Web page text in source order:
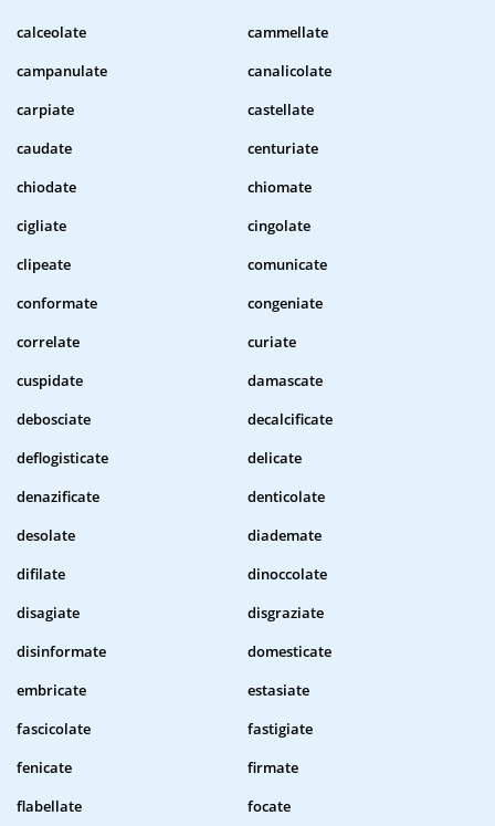
calceolate
cammellate
campanulate
canalicolate
carpiate
castellate
caudate
centuriate
chiodate
chiomate
cigliate
cingolate
clipeate
comunicate
conformate
congeniate
correlate
curiate
cuspidate
damascate
debosciate
decalcificate
deflogisticate
delicate
denazificate
denticolate
desolate
diademate
difilate
dinoccolate
disagiate
disgraziate
disinformate
domesticate
embricate
estasiate
fascicolate
fastigiate
fenicate
firmate
flabellate
focate